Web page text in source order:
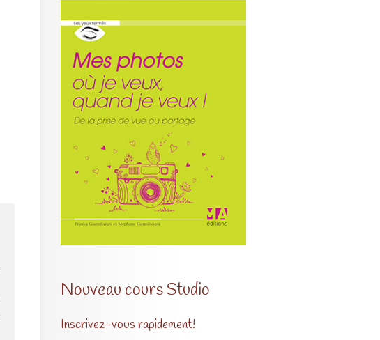
Nouveau cours Studio
Inscrivez-vous rapidement!